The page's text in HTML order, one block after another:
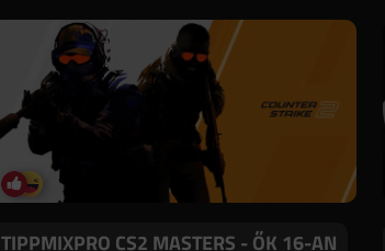
TIPPMIXPRO CS2 MASTERS - ŐK 16-AN